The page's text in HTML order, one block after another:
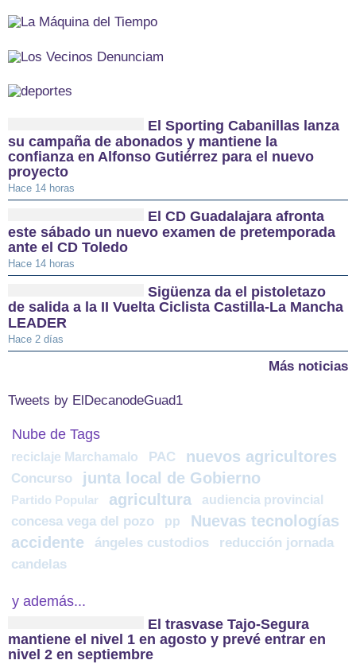
El Sporting Cabanillas lanza
su campaña de abonados y mantiene la
confianza en Alfonso Gutiérrez para el nuevo
proyecto
Hace 14 horas
El CD Guadalajara afronta
este sábado un nuevo examen de pretemporada
ante el CD Toledo
Hace 14 horas
Sigüenza da el pistoletazo
de salida a la II Vuelta Ciclista Castilla-La Mancha
LEADER
Hace 2 días
Más noticias
Tweets by ElDecanodeGuad1
Nube de Tags
reciclaje Marchamalo PAC nuevos agricultores
Concurso junta local de Gobierno
Partido Popular agricultura audiencia provincial
concesa vega del pozo pp
Nuevas tecnologías
accidente
ángeles custodios
reducción jornada
candelas
y además...
El trasvase Tajo-Segura
mantiene el nivel 1 en agosto y prevé entrar en
nivel 2 en septiembre